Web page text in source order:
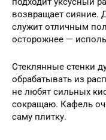
возвращает сияние.
служит отличным
осторожнее —
Стеклянные стенки
обрабатывать из
не любят сильных
сокращаю. Кафель
саму плитку.